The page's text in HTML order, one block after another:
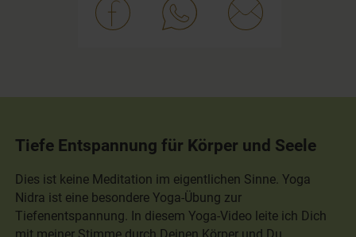
Tiefe Entspannung für Körper und Seele
Dies ist keine Meditation im eigentlichen Sinne. Yoga
Nidra ist eine besondere Yoga-Übung zur
Tiefenentspannung. In diesem Yoga-Video leite ich Dich